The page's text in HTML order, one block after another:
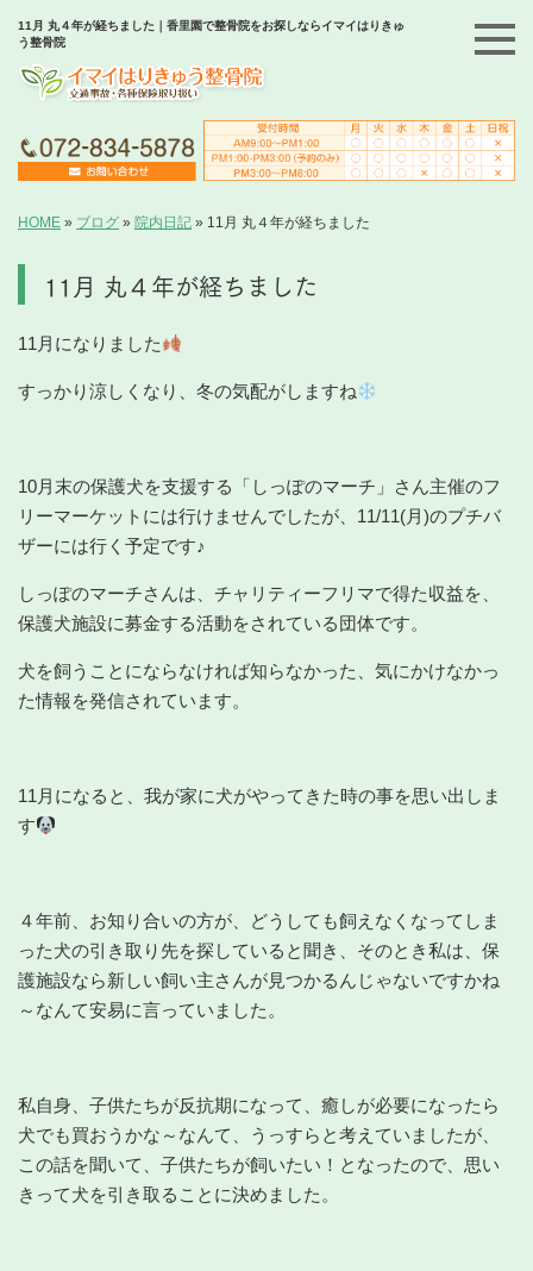
11月 丸４年が経ちました｜香里園で整骨院をお探しならイマイはりきゅ
う整骨院
HOME » ブログ » 院内日記 » 11月 丸４年が経ちました
11月 丸４年が経ちました
11月になりました
すっかり涼しくなり、冬の気配がしますね
10月末の保護犬を支援する「しっぽのマーチ」さん主催のフ
リーマーケットには行けませんでしたが、11/11(月)のプチバ
ザーには行く予定です♪
しっぽのマーチさんは、チャリティーフリマで得た収益を、
保護犬施設に募金する活動をされている団体です。
犬を飼うことにならなければ知らなかった、気にかけなかっ
た情報を発信されています。
11月になると、我が家に犬がやってきた時の事を思い出しま
す
４年前、お知り合いの方が、どうしても飼えなくなってしま
った犬の引き取り先を探していると聞き、そのとき私は、保
護施設なら新しい飼い主さんが見つかるんじゃないですかね
～なんて安易に言っていました。
私自身、子供たちが反抗期になって、癒しが必要になったら
犬でも買おうかな～なんて、うっすらと考えていましたが、
この話を聞いて、子供たちが飼いたい！となったので、思い
きって犬を引き取ることに決めました。